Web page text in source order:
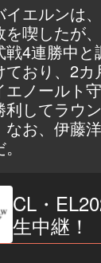
イエルンは
を喫したが
戦4連勝中
ており、2
エノールト
利してラウ
なお、伊藤
CL・
生中継！